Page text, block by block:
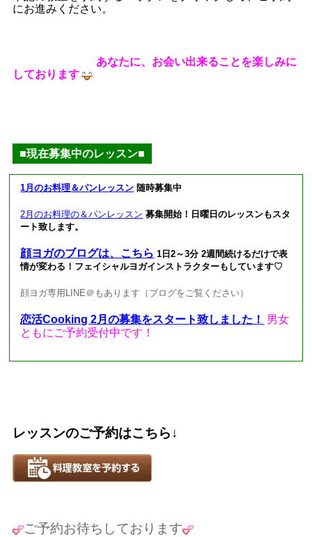
にお進みください。
あなたに、お会い出来ることを楽しみに
しております
■現在募集中のレッスン■
1月のお料理＆パンレッスン 随時募集中
2月のお料理の＆パンレッスン 募集開始！日曜日のレッスンもスタ
ート致します。
顔ヨガのブログは、こちら 1日2～3分 2週間続けるだけで表
情が変わる！フェイシャルヨガインストラクターもしています♡
顔ヨガ専用LINE＠もあります（ブログをご覧ください）
恋活Cooking 2月の募集をスタート致しました！
男女
ともにご予約受付中です！
レッスンのご予約はこちら↓
ご予約お待ちしております